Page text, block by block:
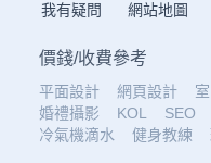
我有疑問
網站地圖
價錢/收費參考
平面設計 網頁設計
婚禮攝影
KOL SEO
冷氣機滴水
健身教練